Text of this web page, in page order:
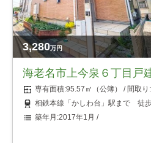
3,280万円
海老名市上今泉６丁目戸
95.57㎡（公簿）
相鉄本線「かしわ台」駅まで 徒
2017年1月